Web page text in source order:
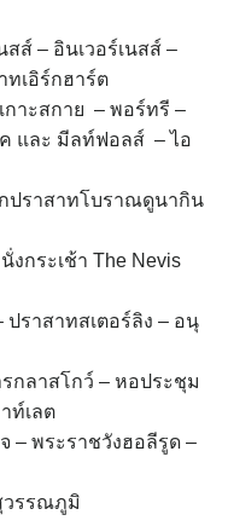
ส์ – อินเวอร์เนสส์ –
ทเอิร์กฮาร์ต
าะสกาย – พอร์ทรี –
และ มีลท์ฟอลส์ – ไอ
ราสาทโบราณดูนากิน
กระเช้า The Nevis
ราสาทสเตอร์ลิง – อนุ
ลาสโกว์ – หอประชุม
ท์เลต
– พระราชวังฮอลีรูด –
รรณภูมิ